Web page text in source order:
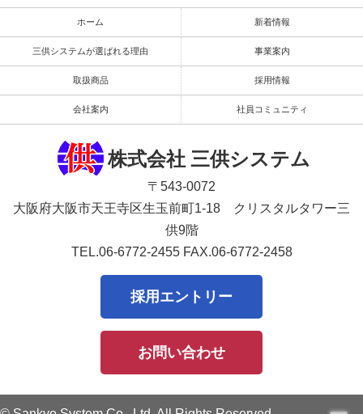
ホーム 新着情報
三供システムが選ばれる理由 事業案内
取扱商品 採用情報
会社案内 社員コミュニティ
株式会社 三供システム
〒543-0072
大阪府大阪市天王寺区生玉前町1-18 クリスタルタワー三
供9階
TEL.06-6772-2455FAX.06-6772-2458
採用エントリー
お問い合わせ